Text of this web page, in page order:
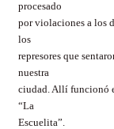
procesado
por violaciones a los
los
represores que
nuestra
ciudad. Allí funcionó
“La
Escuelita”.